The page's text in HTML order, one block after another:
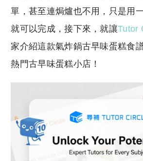
單，甚至連焗爐也不用，只是用
就可以完成，接下來，就讓Tutor
家介紹這款氣炸鍋古早味蛋糕食
熱門古早味蛋糕小店！